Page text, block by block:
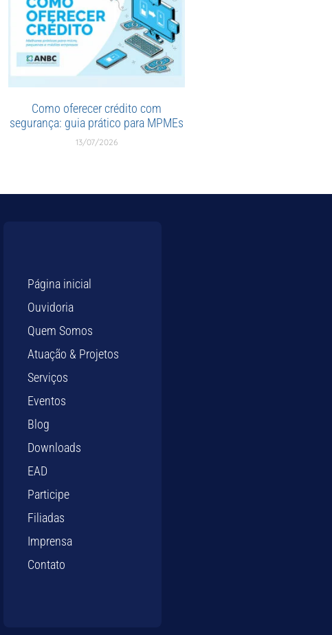
Como oferecer crédito com
segurança: guia prático para MPMEs
13/07/2026
Página inicial
Ouvidoria
Quem Somos
Atuação & Projetos
Serviços
Eventos
Blog
Downloads
EAD
Participe
Filiadas
Imprensa
Contato